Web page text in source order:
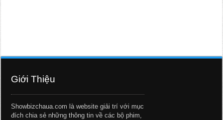
Giới Thiệu
Showbizchaua.com là website giải trí với mục
đích chia sẻ những thông tin về các bộ phim,